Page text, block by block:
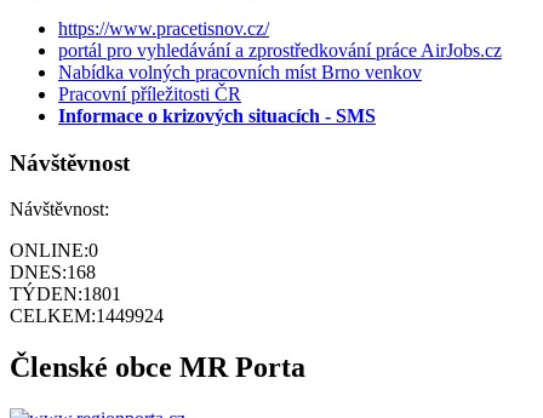
https://www.pracetisnov.cz/
portál pro vyhledávání a zprostředkování práce AirJobs.cz
Nabídka volných pracovních míst Brno venkov
Pracovní příležitosti ČR
Informace o krizových situacích - SMS
Návštěvnost
Návštěvnost:
ONLINE:0
DNES:168
TÝDEN:1801
CELKEM:1449924
Členské obce MR Porta